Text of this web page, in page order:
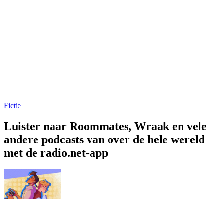
Fictie
Luister naar Roommates, Wraak en vele
andere podcasts van over de hele wereld
met de radio.net-app